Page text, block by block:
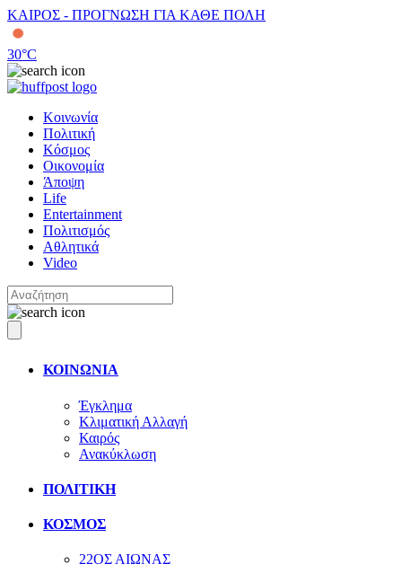
ΚΑΙΡΟΣ - ΠΡΟΓΝΩΣΗ ΓΙΑ ΚΑΘΕ ΠΟΛΗ
30°C
Κοινωνία
Πολιτική
Κόσμος
Οικονομία
Άποψη
Life
Entertainment
Πολιτισμός
Αθλητικά
Video
ΚΟΙΝΩΝΙΑ
Έγκλημα
Κλιματική Αλλαγή
Καιρός
Ανακύκλωση
ΠΟΛΙΤΙΚΗ
ΚΟΣΜΟΣ
22ΟΣ ΑΙΩΝΑΣ